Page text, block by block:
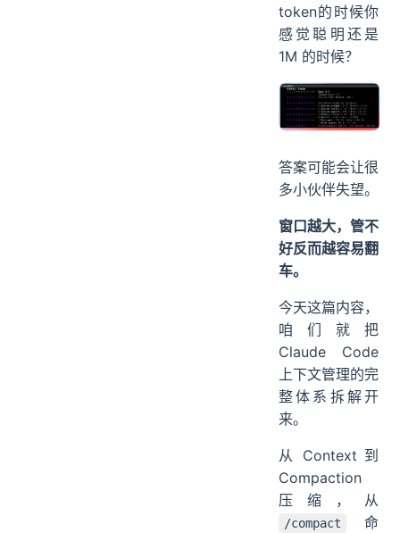
token的时候你
感觉聪明还是
1M 的时候？
答案可能会让很
多小伙伴失望。
窗口越大，管不
好反而越容易翻
车。
今天这篇内容，
咱们就把
Claude Code
上下文管理的完
整体系拆解开
来。
从 Context 到
Compaction
压缩，从
/compact
命